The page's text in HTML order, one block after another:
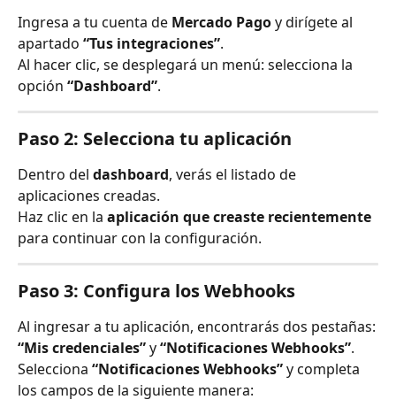
Ingresa a tu cuenta de Mercado Pago y dirígete al
apartado “Tus integraciones”.
Al hacer clic, se desplegará un menú: selecciona la
opción “Dashboard”.
Paso 2: Selecciona tu aplicación
Dentro del dashboard, verás el listado de
aplicaciones creadas.
Haz clic en la aplicación que creaste recientemente
para continuar con la configuración.
Paso 3: Configura los Webhooks
Al ingresar a tu aplicación, encontrarás dos pestañas:
“Mis credenciales” y “Notificaciones Webhooks”.
Selecciona “Notificaciones Webhooks” y completa
los campos de la siguiente manera: